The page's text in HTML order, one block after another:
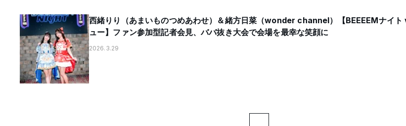
西緒りり（あまいものつめあわせ）＆緒方日菜（wonder channel）【BEEEEMナイ
ュー】ファン参加型記者会見、ババ抜き大会で会場を最幸な笑顔に
2026.3.29